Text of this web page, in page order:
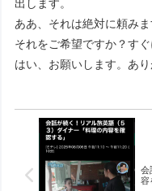
出します。
ああ、それは絶対に頼みま
それをご希望ですか？すぐ
はい、お願いします。あり
会
容